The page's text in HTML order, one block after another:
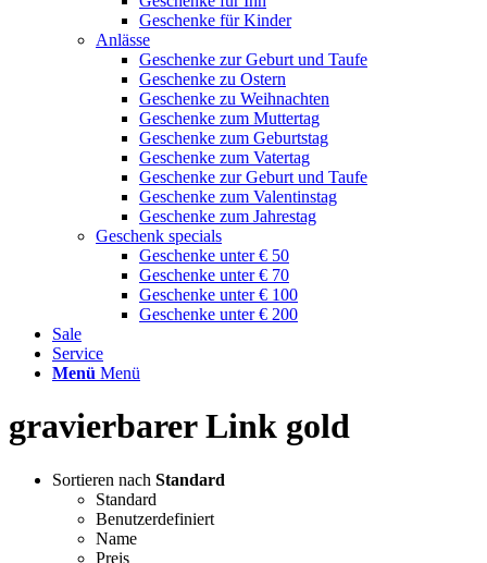
Geschenke für Kinder
Anlässe
Geschenke zur Geburt und Taufe
Geschenke zu Ostern
Geschenke zu Weihnachten
Geschenke zum Muttertag
Geschenke zum Geburtstag
Geschenke zum Vatertag
Geschenke zur Geburt und Taufe
Geschenke zum Valentinstag
Geschenke zum Jahrestag
Geschenk specials
Geschenke unter € 50
Geschenke unter € 70
Geschenke unter € 100
Geschenke unter € 200
Sale
Service
Menü Menü
gravierbarer Link gold
Sortieren nach Standard
Standard
Benutzerdefiniert
Name
Preis